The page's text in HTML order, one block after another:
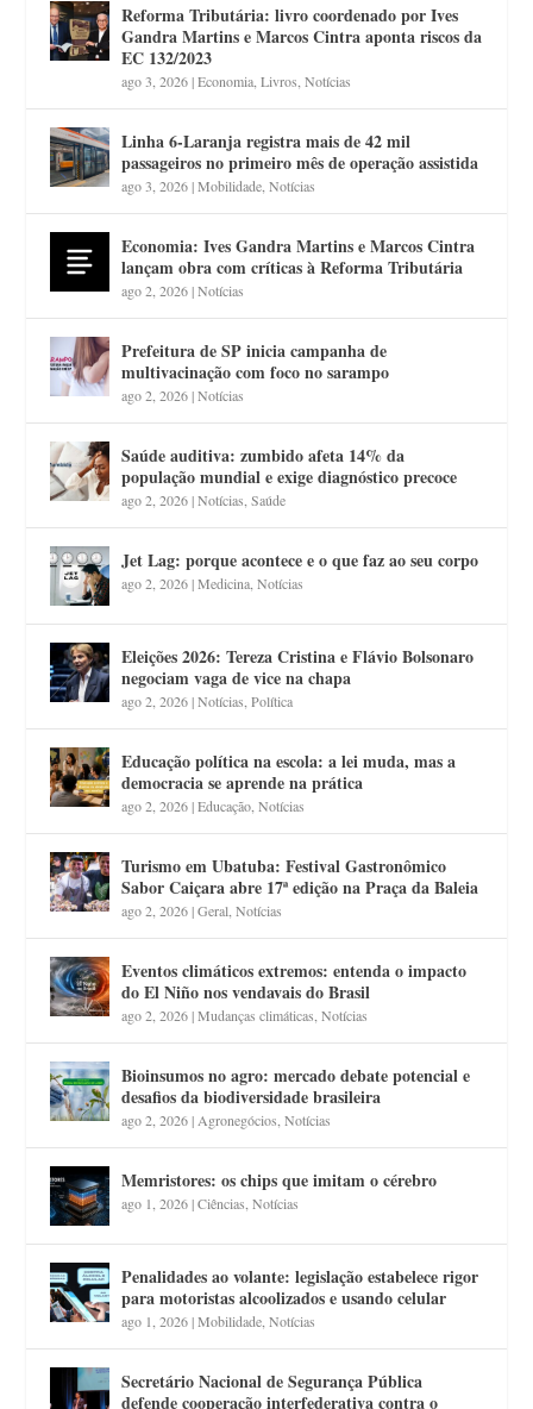
Reforma Tributária: livro coordenado por Ives
Gandra Martins e Marcos Cintra aponta riscos da
EC 132/2023
ago 3, 2026|Economia ,Livros ,Notícias
Linha 6-Laranja registra mais de 42 mil
passageiros no primeiro mês de operação assistida
ago 3, 2026|Mobilidade ,Notícias
Economia: Ives Gandra Martins e Marcos Cintra
lançam obra com críticas à Reforma Tributária
ago 2, 2026|Notícias
Prefeitura de SP inicia campanha de
multivacinação com foco no sarampo
ago 2, 2026|Notícias
Saúde auditiva: zumbido afeta 14% da
população mundial e exige diagnóstico precoce
ago 2, 2026|Notícias ,Saúde
Jet Lag: porque acontece e o que faz ao seu corpo
ago 2, 2026|Medicina ,Notícias
Eleições 2026: Tereza Cristina e Flávio Bolsonaro
negociam vaga de vice na chapa
ago 2, 2026|Notícias ,Política
Educação política na escola: a lei muda, mas a
democracia se aprende na prática
ago 2, 2026|Educação ,Notícias
Turismo em Ubatuba: Festival Gastronômico
Sabor Caiçara abre 17ª edição na Praça da Baleia
ago 2, 2026|Geral ,Notícias
Eventos climáticos extremos: entenda o impacto
do El Niño nos vendavais do Brasil
ago 2, 2026|Mudanças climáticas ,Notícias
Bioinsumos no agro: mercado debate potencial e
desafios da biodiversidade brasileira
ago 2, 2026| Agronegócios ,Notícias
Memristores: os chips que imitam o cérebro
ago 1, 2026|Ciências ,Notícias
Penalidades ao volante: legislação estabelece rigor
para motoristas alcoolizados e usando celular
ago 1, 2026|Mobilidade ,Notícias
Secretário Nacional de Segurança Pública
defende cooperação interfederativa contra o